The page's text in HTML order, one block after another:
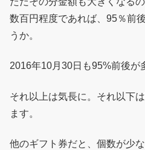
数百円程度であれば、95％前
うか。
2016年10月30日も95%前後が
それ以上は気長に。それ以下
ます。
他のギフト券だと、個数が少